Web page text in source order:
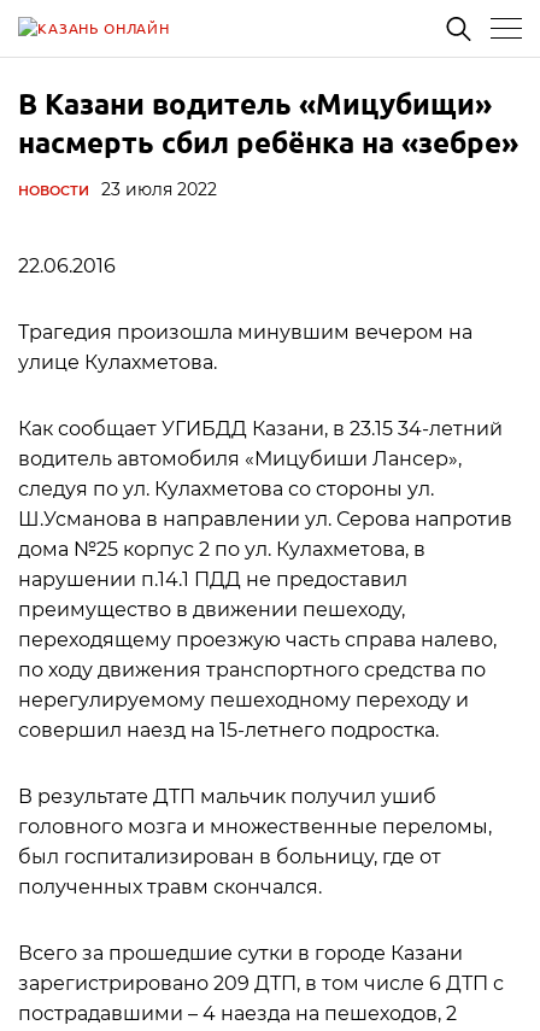
В Казани водитель «Мицубищи»
насмерть сбил ребёнка на «зебре»
НОВОСТИ 23 июля 2022
22.06.2016
Трагедия произошла минувшим вечером на
улице Кулахметова.
Как сообщает УГИБДД Казани, в 23.15 34-летний
водитель автомобиля «Мицубиши Лансер»,
следуя по ул. Кулахметова со стороны ул.
Ш.Усманова в направлении ул. Серова напротив
дома №25 корпус 2 по ул. Кулахметова, в
нарушении п.14.1 ПДД не предоставил
преимущество в движении пешеходу,
переходящему проезжую часть справа налево,
по ходу движения транспортного средства по
нерегулируемому пешеходному переходу и
совершил наезд на 15-летнего подростка.
В результате ДТП мальчик получил ушиб
головного мозга и множественные переломы,
был госпитализирован в больницу, где от
полученных травм скончался.
Всего за прошедшие сутки в городе Казани
зарегистрировано 209 ДТП, в том числе 6 ДТП с
пострадавшими – 4 наезда на пешеходов, 2